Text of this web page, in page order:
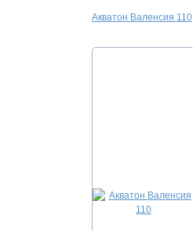
Акватон Валенсия 110